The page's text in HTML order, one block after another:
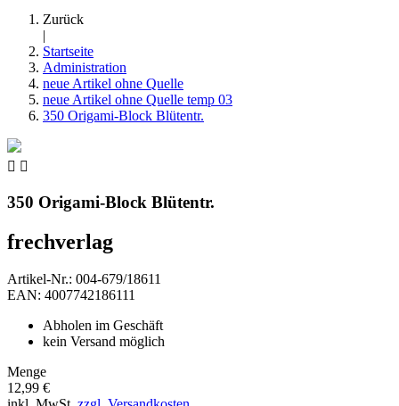
Zurück
|
Startseite
Administration
neue Artikel ohne Quelle
neue Artikel ohne Quelle temp 03
350 Origami-Block Blütentr.
 
350 Origami-Block Blütentr.
frechverlag
Artikel-Nr.: 004-679/18611
EAN: 4007742186111
Abholen im Geschäft
kein Versand möglich
Menge
12,99 €